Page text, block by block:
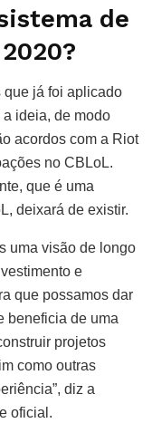
de
que já foi aplicado
ideia, de modo
acordos com a Riot
no CBLoL.
que é uma
deixará de existir.
uma visão de longo
e
que possamos dar
beneficia de uma
projetos
como outras
diz a
oficial.